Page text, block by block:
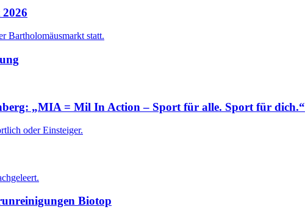
Bartholomäusmarkt statt.
„MIA = Mil In Action – Sport für alle. Sport für dich.“
oder Einsteiger.
Biotop